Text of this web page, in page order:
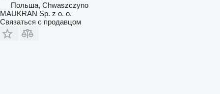
Польша, Chwaszczyno
MAUKRAN Sp. z o. o.
Связаться с продавцом